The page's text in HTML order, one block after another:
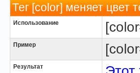
Тег [color] меняет цвет
Использование
Пример
Результат